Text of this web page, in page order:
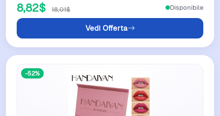
8,82$ 18,01$
Vedi Offerta
Disponibile
-52%